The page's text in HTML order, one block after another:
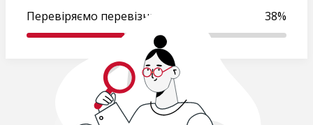
Перевіряємо перевізників... 38%